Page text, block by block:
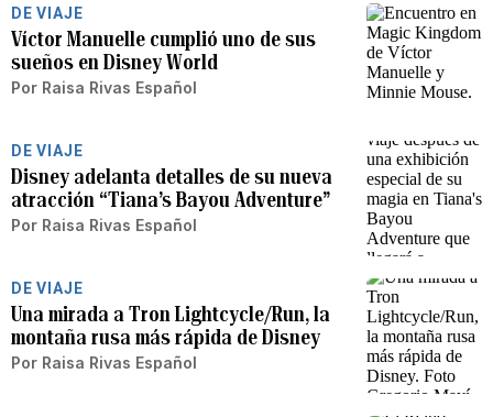
DE VIAJE
Víctor Manuelle cumplió uno de sus
sueños en Disney World
Por Raisa Rivas Español
DE VIAJE
Disney adelanta detalles de su nueva
atracción “Tiana’s Bayou Adventure”
Por Raisa Rivas Español
DE VIAJE
Una mirada a Tron Lightcycle/Run, la
montaña rusa más rápida de Disney
Por Raisa Rivas Español